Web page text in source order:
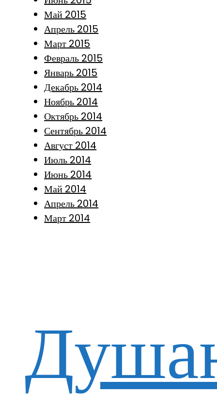
Май 2015
Апрель 2015
Март 2015
Февраль 2015
Январь 2015
Декабрь 2014
Ноябрь 2014
Октябрь 2014
Сентябрь 2014
Август 2014
Июль 2014
Июнь 2014
Май 2014
Апрель 2014
Март 2014